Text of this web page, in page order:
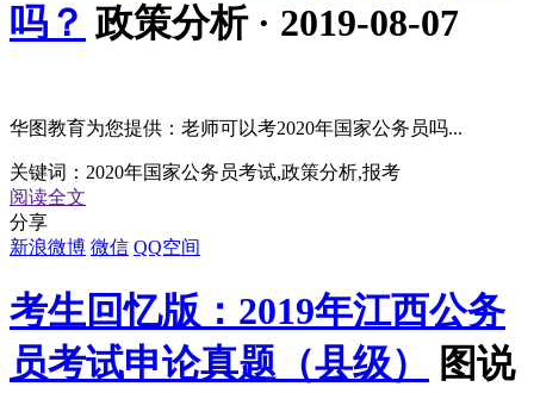
吗？ 政策分析 · 2019-08-07
华图教育为您提供：老师可以考2020年国家公务员吗...
关键词： 2020年国家公务员考试,政策分析,报考
阅读全文
分享
新浪微博 微信 QQ空间
考生回忆版：2019年江西公务
员考试申论真题（县级）
图说